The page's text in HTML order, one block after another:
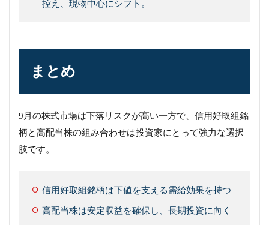
控え、現物中心にシフト。
まとめ
9月の株式市場は下落リスクが高い一方で、信用好取組銘
柄と高配当株の組み合わせは投資家にとって強力な選択
肢です。
信用好取組銘柄は下値を支える需給効果を持つ
高配当株は安定収益を確保し、長期投資に向く